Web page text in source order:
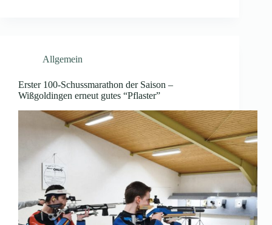
Allgemein
Erster 100-Schussmarathon der Saison –
Wißgoldingen erneut gutes “Pflaster”